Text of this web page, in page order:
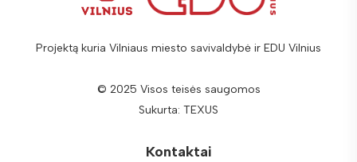
Projektą kuria Vilniaus miesto savivaldybė ir EDU Vilnius
© 2025 Visos teisės saugomos
Sukurta: TEXUS
Kontaktai